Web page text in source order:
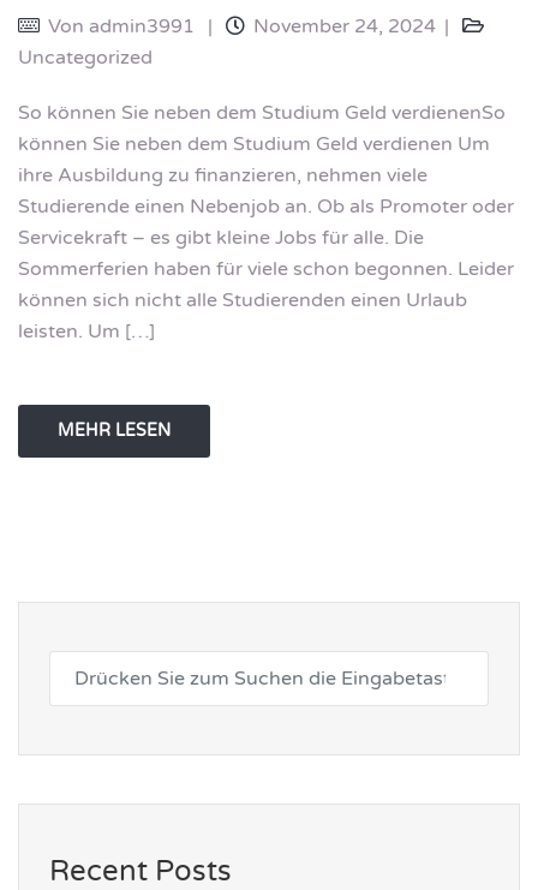
Von admin3991
November 24, 2024
Uncategorized
So können Sie neben dem Studium Geld verdienenSo
können Sie neben dem Studium Geld verdienen Um
ihre Ausbildung zu finanzieren, nehmen viele
Studierende einen Nebenjob an. Ob als Promoter oder
Servicekraft – es gibt kleine Jobs für alle. Die
Sommerferien haben für viele schon begonnen. Leider
können sich nicht alle Studierenden einen Urlaub
leisten. Um […]
MEHR LESEN
Recent Posts